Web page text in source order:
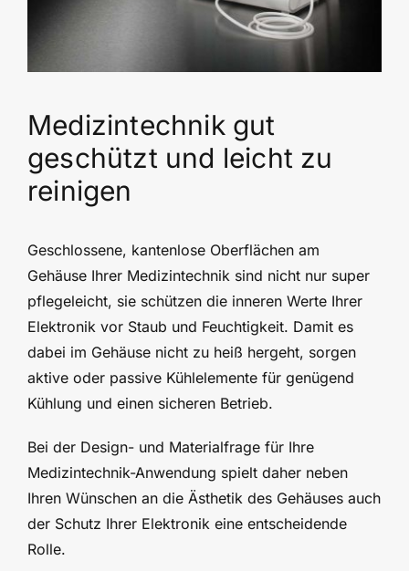
Medizintechnik gut
geschützt und leicht zu
reinigen
Geschlossene, kantenlose Oberflächen am
Gehäuse Ihrer Medizintechnik sind nicht nur super
pflegeleicht, sie schützen die inneren Werte Ihrer
Elektronik vor Staub und Feuchtigkeit. Damit es
dabei im Gehäuse nicht zu heiß hergeht, sorgen
aktive oder passive Kühlelemente für genügend
Kühlung und einen sicheren Betrieb.
Bei der Design- und Materialfrage für Ihre
Medizintechnik-Anwendung spielt daher neben
Ihren Wünschen an die Ästhetik des Gehäuses auch
der Schutz Ihrer Elektronik eine entscheidende
Rolle.